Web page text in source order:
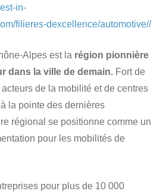
in-
filieres-dexcellence/automotive//
Alpes est la région pionnière
dans la ville de demain. Fort de
de la mobilité et de centres
la pointe des dernières
régional se positionne comme un
pour les mobilités de
pour plus de 10 000